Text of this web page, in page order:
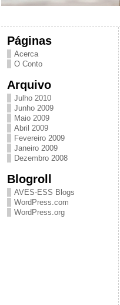
Páginas
Acerca
O Conto
Arquivo
Julho 2010
Junho 2009
Maio 2009
Abril 2009
Fevereiro 2009
Janeiro 2009
Dezembro 2008
Blogroll
AVES-ESS Blogs
WordPress.com
WordPress.org